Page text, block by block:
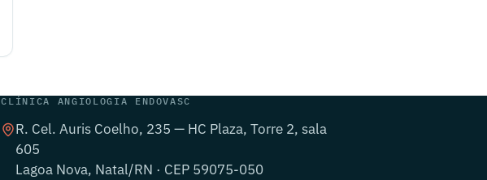
CLÍNICA ANGIOLOGIA ENDOVASC
R. Cel. Auris Coelho, 235 — HC Plaza, Torre 2, sala
605
Lagoa Nova, Natal/RN · CEP 59075-050